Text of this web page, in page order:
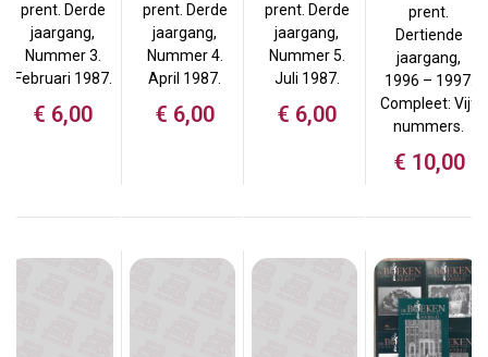
prent. Derde
jaargang,
Nummer 3.
Februari 1987.
€ 6,00
prent. Derde
jaargang,
Nummer 4.
April 1987.
€ 6,00
prent. Derde
jaargang,
Nummer 5.
Juli 1987.
€ 6,00
prent.
Dertiende
jaargang,
1996 – 1997.
Compleet: Vijf
nummers.
€ 10,00